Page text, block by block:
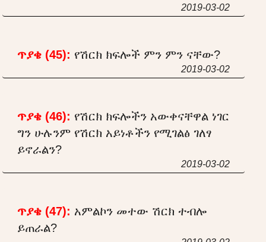
2019-03-02
ጥያቄ (45): የሽርክ ክፍሎች ምን ምን ናቸው?
2019-03-02
ጥያቄ (46): የሽርክ ክፍሎችን አውቀናቸዋል ነገር
ግን ሁሉንም የሽርክ አይነቶችን የሚገልፅ ገለፃ
ይኖራልን?
2019-03-02
ጥያቄ (47): አምልኮን መተው ሽርክ ተብሎ
ይጠራል?